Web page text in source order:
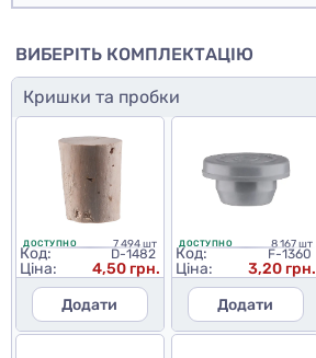
ВИБЕРІТЬ КОМПЛЕКТАЦІЮ
Кришки та пробки
ДОСТУПНО 7 494 шт
Код: D-1482
Ціна:
4,50 грн.
Додати
ДОСТУПНО 8 167 шт
Код: F-1360
Ціна:
3,20 грн.
Додати